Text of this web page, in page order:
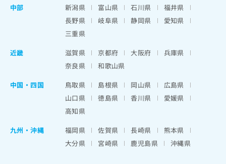
中部
新潟県 富山県 石川県
福井県
長野県
岐阜県 静岡県
愛知県
三重県
近畿
滋賀県 京都府 大阪府
兵庫県
奈良県
和歌山県
中国・四国
鳥取県 島根県 岡山県
広島県
山口県
徳島県 香川県
愛媛県
高知県
九州・沖縄
福岡県 佐賀県 長崎県
熊本県
大分県
宮崎県 鹿児島県 沖縄県